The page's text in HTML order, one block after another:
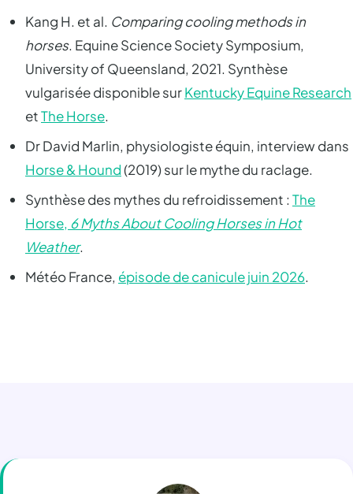
Kang H. et al. Comparing cooling methods in
horses. Equine Science Society Symposium,
University of Queensland, 2021. Synthèse
vulgarisée disponible surKentucky Equine Research
etThe Horse.
Dr David Marlin, physiologiste équin, interview dans
Horse & Hound(2019) sur le mythe du raclage.
Synthèse des mythes du refroidissement : The
Horse, 6 Myths About Cooling Horses in Hot
Weather.
Météo France, épisode de canicule juin 2026.